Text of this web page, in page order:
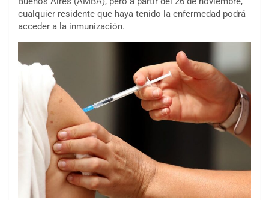
cualquier residente que haya tenido la enfermedad podrá
acceder a la inmunización.